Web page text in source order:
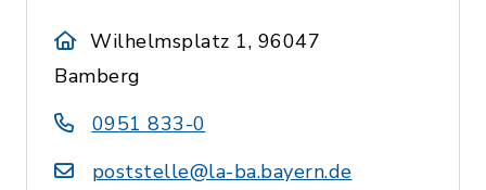
Wilhelmsplatz 1, 96047
Bamberg
0951 833-0
poststelle@la-ba.bayern.de